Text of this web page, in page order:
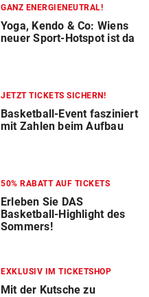
GANZ ENERGIENEUTRAL!
Yoga, Kendo & Co: Wiens
neuer Sport-Hotspot ist da
JETZT TICKETS SICHERN!
Basketball-Event fasziniert
mit Zahlen beim Aufbau
50% RABATT AUF TICKETS
Erleben Sie DAS
Basketball-Highlight des
Sommers!
EXKLUSIV IM TICKETSHOP
Mit der Kutsche zu